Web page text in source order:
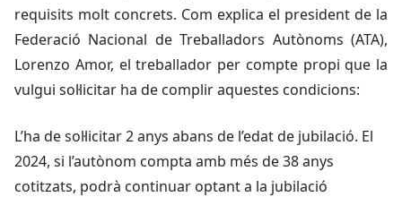
requisits molt concrets. Com explica el president de la
Federació Nacional de Treballadors Autònoms (ATA),
Lorenzo Amor, el treballador per compte propi que la
vulgui sol·licitar ha de complir aquestes condicions:
L’ha de sol·licitar 2 anys abans de l’edat de jubilació. El
2024, si l’autònom compta amb més de 38 anys
cotitzats, podrà continuar optant a la jubilació